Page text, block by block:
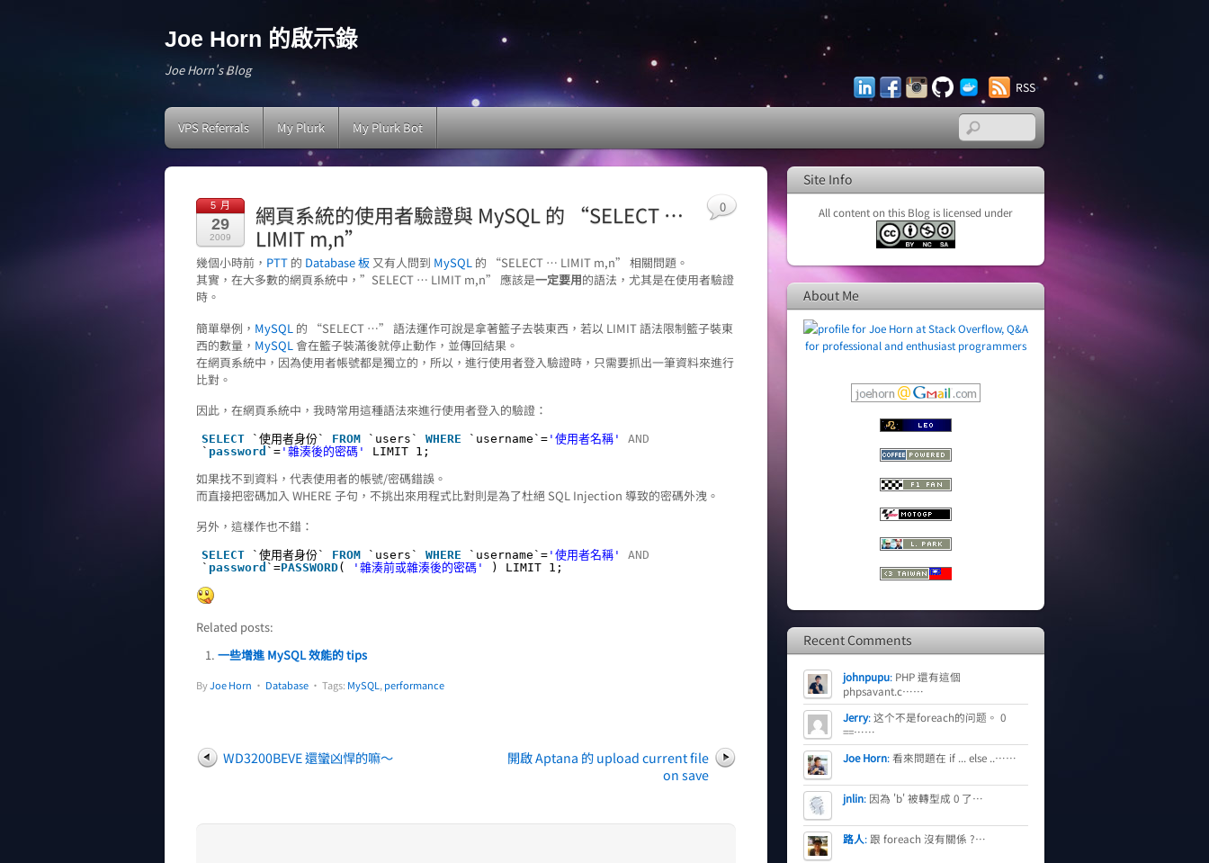
Joe Horn 的啟示錄
Joe Horn's Blog
LinkedInFacebookInstagram
GitHub Docker
Hub
RSS
VPS Referrals My Plurk My Plurk Bot
5 月
29
2009
網頁系統的使用者驗證與 MySQL 的 “SELECT …
LIMIT m,n”
幾個小時前， PTT 的 Database 板 又有人問到 MySQL 的 “SELECT … LIMIT m,n” 相關問題。
其實，在大多數的網頁系統中，”SELECT … LIMIT m,n” 應該是一定要用的語法，尤其是在使用者驗證
時。
簡單舉例， MySQL 的 “SELECT …” 語法運作可說是拿著籃子去裝東西，若以 LIMIT 語法限制籃子裝東
西的數量， MySQL 會在籃子裝滿後就停止動作，並傳回結果。
在網頁系統中，因為使用者帳號都是獨立的，所以，進行使用者登入驗證時，只需要抓出一筆資料來進行
比對。
因此，在網頁系統中，我時常用這種語法來進行使用者登入的驗證：
SELECT `使用者身份` FROM `users`WHERE `username`= '使用者名稱'
AND
` password `= '雜湊後的密碼' LIMIT 1;
如果找不到資料，代表使用者的帳號/密碼錯誤。
而直接把密碼加入 WHERE 子句，不挑出來用程式比對則是為了杜絕 SQL Injection 導致的密碼外洩。
另外，這樣作也不錯：
SELECT `使用者身份` FROM `users`WHERE `username`= '使用者名稱'
AND
` password `=PASSWORD( '雜湊前或雜湊後的密碼' ) LIMIT 1;
Related posts:
一些增進 MySQL 效能的 tips
ByJoe Horn • Database
0
• Tags: MySQL,performance
WD3200BEVE 還蠻凶悍的嘛～
開啟 Aptana 的 upload current file
on save
Site Info
All content on this Blog is licensed under
About Me
Recent Comments
johnpupu: PHP 還有這個
phpsavant.c……
Jerry:这个不是foreach的问题。 0
==……
Joe Horn:看來問題在 if ... else ..……
jnlin: 因為 'b' 被轉型成 0 了…
路人: 跟 foreach 沒有關係 ?…